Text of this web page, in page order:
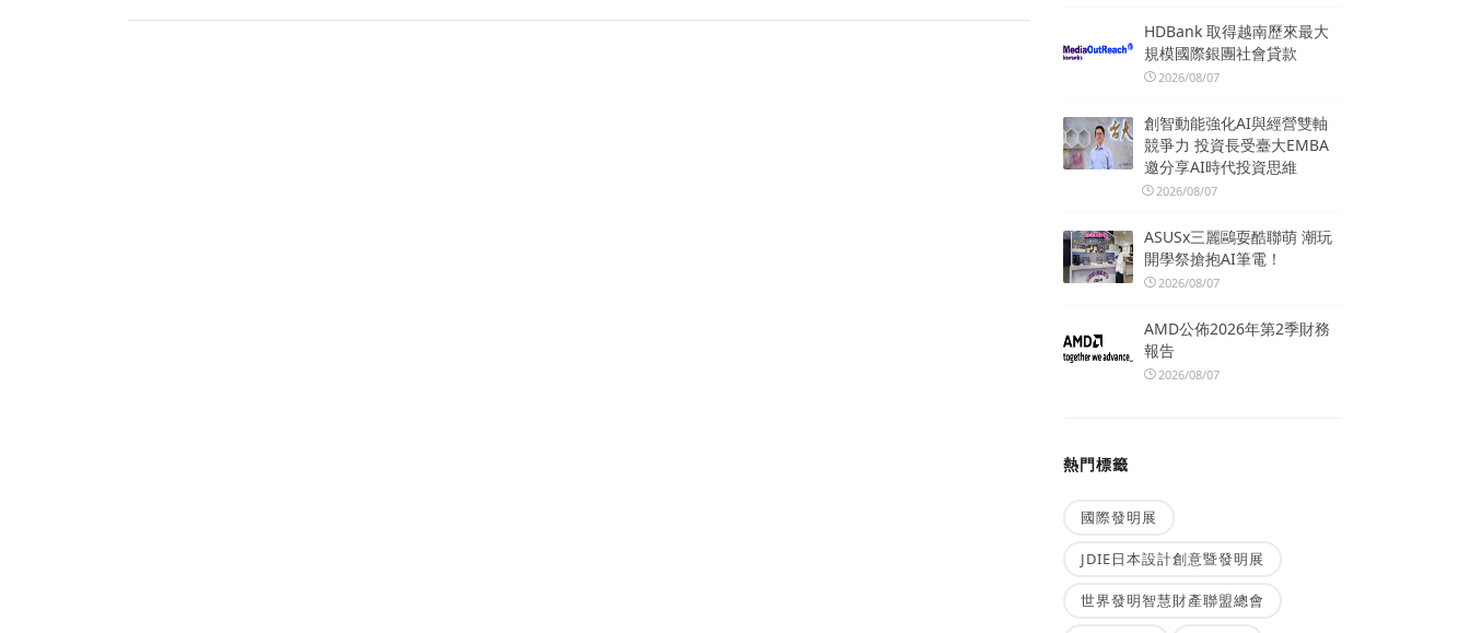
HDBank 取得越南歷來最大
規模國際銀團社會貸款
2026/08/07
創智動能強化AI與經營雙軸
競爭力 投資長受臺大EMBA
邀分享AI時代投資思維
2026/08/07
ASUSx三麗鷗耍酷聯萌 潮玩
開學祭搶抱AI筆電！
2026/08/07
AMD公佈2026年第2季財務
報告
2026/08/07
熱門標籤
國際發明展
JDIE日本設計創意暨發明展
世界發明智慧財產聯盟總會